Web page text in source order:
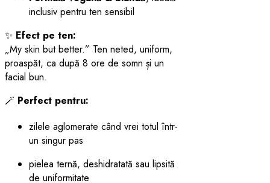
inclusiv pentru ten sensibil
✨ Efect pe ten:
„My skin but better.” Ten neted, uniform,
proaspăt, ca după 8 ore de somn și un
facial bun.
🪄 Perfect pentru:
zilele aglomerate când vrei totul într-
un singur pas
pielea ternă, deshidratată sau lipsită
de uniformitate